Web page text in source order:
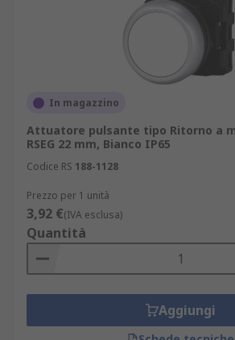
In magazzino
Attuatore pulsante tipo Ritorno a
RSEG 22 mm, Bianco IP65
Codice RS 188-1128
Prezzo per 1 unità
3,92 €(IVA esclusa)
Quantità
Aggiungi